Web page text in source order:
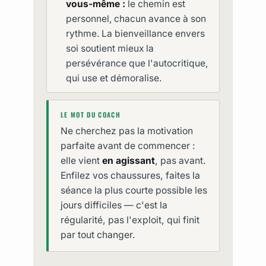
vous-même : le chemin est
personnel, chacun avance à son
rythme. La bienveillance envers
soi soutient mieux la
persévérance que l'autocritique,
qui use et démoralise.
LE MOT DU COACH
Ne cherchez pas la motivation
parfaite avant de commencer :
elle vient en agissant, pas avant.
Enfilez vos chaussures, faites la
séance la plus courte possible les
jours difficiles — c'est la
régularité, pas l'exploit, qui finit
par tout changer.